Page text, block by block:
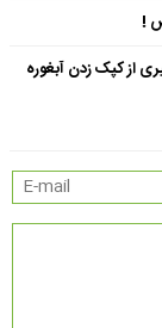
!
از کپک زدن آبغوره